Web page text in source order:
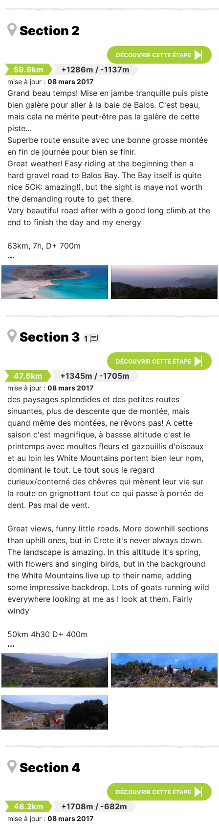
Section 2
DÉCOUVRIR CETTE ÉTAPE
59.6km +1286m / -1137m
mise à jour : 08 mars 2017
Grand beau temps! Mise en jambe tranquille puis piste
bien galère pour aller à la baie de Balos. C'est beau,
mais cela ne mérite peut-être pas la galère de cette
piste...
Superbe route ensuite avec une bonne grosse montée
en fin de journée pour bien se finir.
Great weather! Easy riding at the beginning then a
hard gravel road to Balos Bay. The Bay itself is quite
nice 5OK: amazing!), but the sight is maye not worth
the demanding route to get there.
Very beautiful road after with a good long climb at the
end to finish the day and my energy
63km, 7h, D+ 700m
Section 3 1
DÉCOUVRIR CETTE ÉTAPE
47.6km +1345m / -1705m
mise à jour : 08 mars 2017
des paysages splendides et des petites routes
sinuantes, plus de descente que de montée, mais
quand même des montées, ne rêvons pas! A cette
saison c'est magnifique, à bassse altitude c'est le
printemps avec moultes fleurs et gazouillis d'oiseaux
et au loin les White Mountains portent bien leur nom,
dominant le tout. Le tout sous le regard
curieux/conterné des chêvres qui mènent leur vie sur
la route en grignottant tout ce qui passe à portée de
dent. Pas mal de vent.
Great views, funny little roads. More downhill sections
than uphill ones, but in Crete it's never always down.
The landscape is amazing. In this altitude it's spring,
with flowers and singing birds, but in the background
the White Mountains live up to their name, adding
some impressive backdrop. Lots of goats running wild
everywhere looking at me as I look at them. Fairly
windy
50km 4h30 D+ 400m
Section 4
DÉCOUVRIR CETTE ÉTAPE
48.2km +1708m / -682m
mise à jour : 08 mars 2017